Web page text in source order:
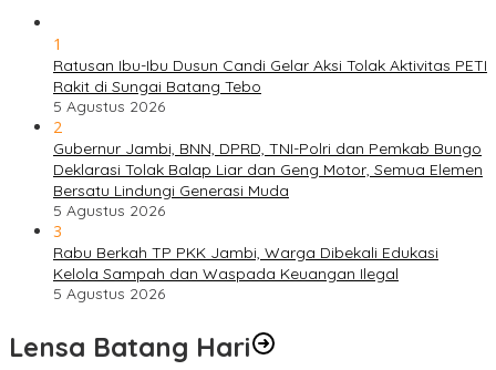
1
Ratusan Ibu-Ibu Dusun Candi Gelar Aksi Tolak Aktivitas PETI
Rakit di Sungai Batang Tebo
5 Agustus 2026
2
Gubernur Jambi, BNN, DPRD, TNI-Polri dan Pemkab Bungo
Deklarasi Tolak Balap Liar dan Geng Motor, Semua Elemen
Bersatu Lindungi Generasi Muda
5 Agustus 2026
3
Rabu Berkah TP PKK Jambi, Warga Dibekali Edukasi
Kelola Sampah dan Waspada Keuangan Ilegal
5 Agustus 2026
Lensa Batang Hari